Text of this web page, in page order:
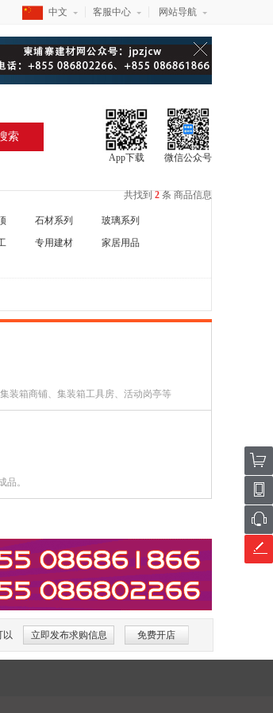
中文 客服中心 网站导航
索
App下载 微信公众号
共找到 2 条 商品信息
石材系列
玻璃系列
专用建材
家居用品
装箱商铺、集装箱工具房、活动岗亭等
。
以 立即发布求购信息 免费开店